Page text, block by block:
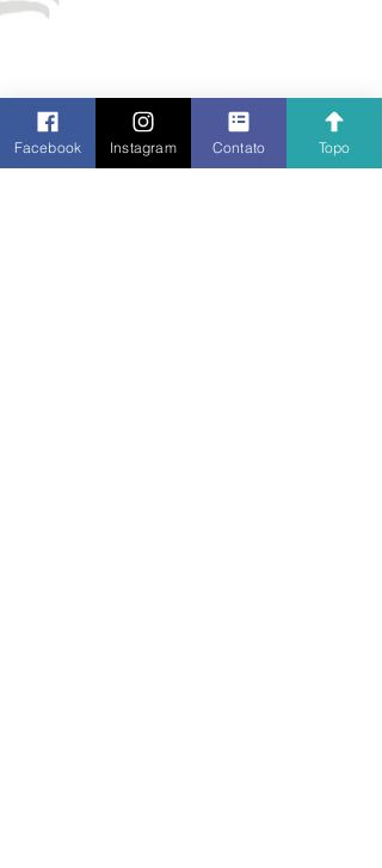
Facebook Instagram Contato Topo